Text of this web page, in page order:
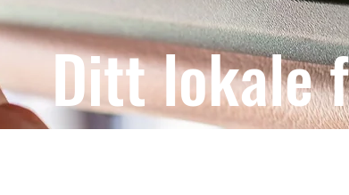
Ditt lokale